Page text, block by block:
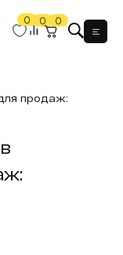
0 0 0
продаж: